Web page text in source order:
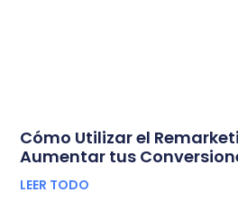
Cómo Utilizar el
Aumentar tus
LEER TODO